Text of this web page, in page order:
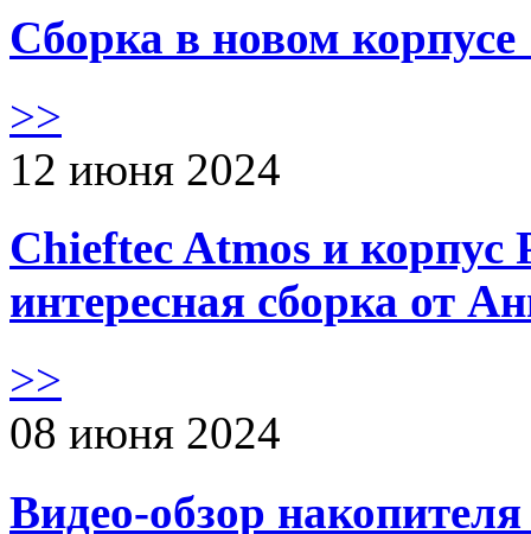
Сборка в новом
>>
12 июня 2024
Chieftec Atmos и корпус
интересная сборка от
>>
08 июня 2024
Видео-обзор